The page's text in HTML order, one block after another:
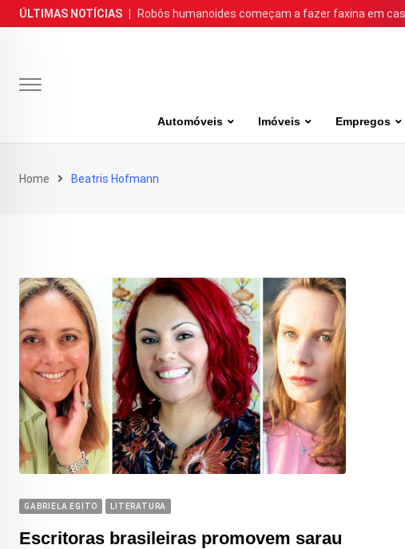
Skip
to
ÚLTIMAS NOTÍCIAS Robôs humanoides começam a fazer faxina em
Automóveis Imóveis Empregos
Home Beatris Hofmann
GABRIELA EGITO LITERATURA
Escritoras brasileiras promovem sarau